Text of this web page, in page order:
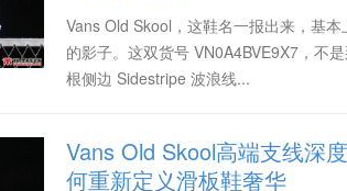
Vans Old Skool，这鞋名一报出来，基
的影子。这双货号 VN0A4BVE9X7，不
根侧边 Sidestripe 波浪线...
Vans Old Skool高端支线深
何重新定义滑板鞋奢华